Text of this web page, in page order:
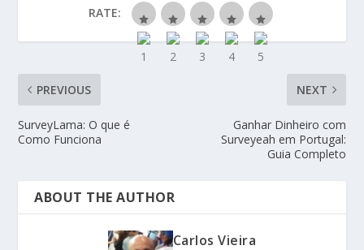
RATE:
PREVIOUS
SurveyLama: O que é
Como Funciona
NEXT
Ganhar Dinheiro com
Surveyeah em Portugal:
Guia Completo
ABOUT THE AUTHOR
Carlos Vieira